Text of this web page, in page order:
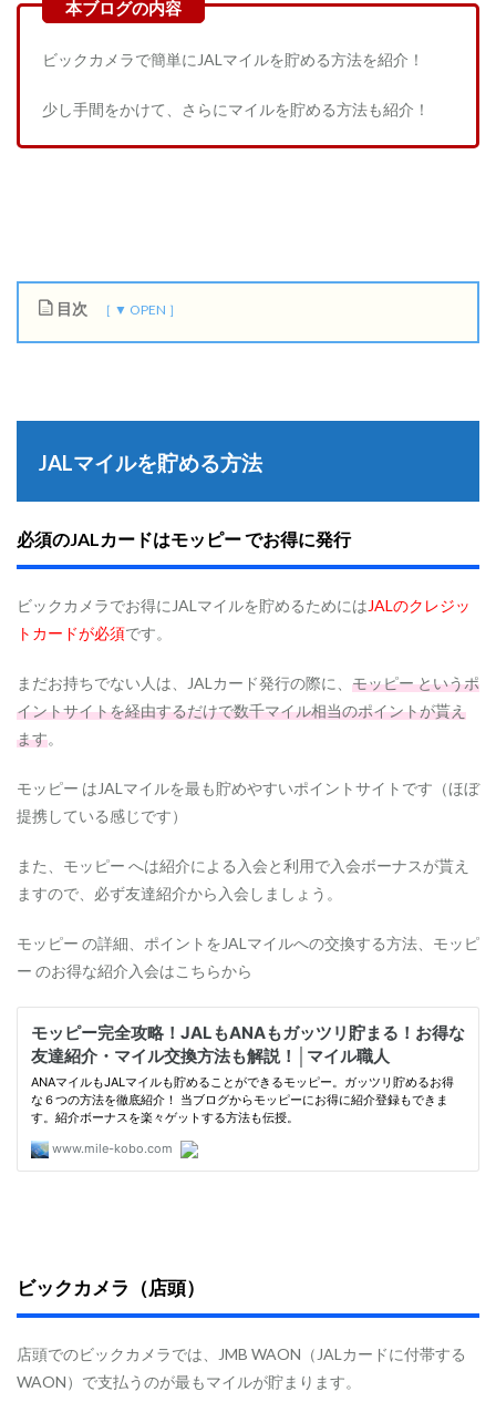
ビックカメラで簡単にJALマイルを貯める方法を紹介！
少し手間をかけて、さらにマイルを貯める方法も紹介！
目次
L
イ
を
め
る
法
1.1
須
J
カ
ー
ド
モ
ピ
で
得
行
ビ
ッ
カ
メ
）
1.3
ッ
ク
カ
JALマイルを貯める方法
必須のJALカードはモッピー でお得に発行
ビックカメラでお得にJALマイルを貯めるためにはJALのクレジッ
トカードが必須です。
まだお持ちでない人は、JALカード発行の際に、 モッピー というポ
イントサイトを経由するだけで数千マイル相当のポイントが貰え
ます。
モッピー はJALマイルを最も貯めやすいポイントサイトです（ほぼ
提携している感じです）
また、モッピー へは紹介による入会と利用で入会ボーナスが貰え
ますので、必ず友達紹介から入会しましょう。
モッピー の詳細、ポイントをJALマイルへの交換する方法、モッピ
ー のお得な紹介入会はこちらから
ビックカメラ（店頭）
店頭でのビックカメラでは、JMB WAON（JALカードに付帯する
WAON）で支払うのが最もマイルが貯まります。